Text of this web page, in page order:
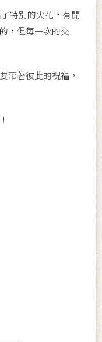
特別的火花，有開
，但每一次的交
帶著彼此的祝福，